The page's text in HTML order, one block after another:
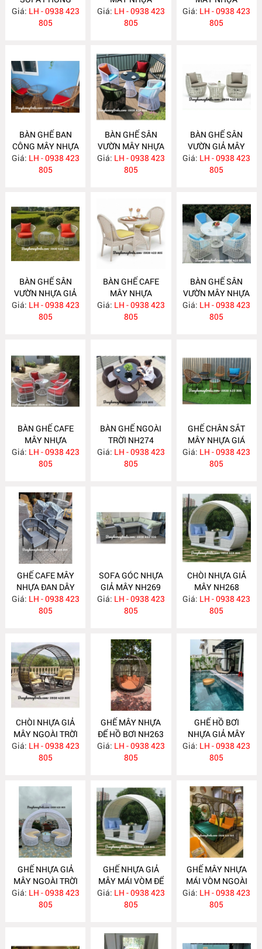
KHÁCH MÂY
NHỰA NH284
Giá: LH - 0938 423
805
NGOÀI TRỜI
NH283
Giá: LH - 0938 423
805
NGOÀI TRỜI
NH282
Giá: LH - 0938 423
805
BÀN GHẾ BAN
CÔNG MÂY NHỰA
GIÁ RẺ NH281
Giá: LH - 0938 423
805
BÀN GHẾ SÂN
VƯỜN MÂY NHỰA
NH280
Giá: LH - 0938 423
805
BÀN GHẾ SÂN
VƯỜN GIẢ MÂY
NH279
Giá: LH - 0938 423
805
BÀN GHẾ SÂN
VƯỜN NHỰA GIẢ
MÂY NH278
Giá: LH - 0938 423
805
BÀN GHẾ CAFE
MÂY NHỰA
NH277
Giá: LH - 0938 423
805
BÀN GHẾ SÂN
VƯỜN MÂY NHỰA
NH276
Giá: LH - 0938 423
805
BÀN GHẾ CAFE
MÂY NHỰA
NGOÀI TRỜI
NH275
Giá: LH - 0938 423
805
BÀN GHẾ NGOÀI
TRỜI NH274
Giá: LH - 0938 423
805
GHẾ CHÂN SẮT
MÂY NHỰA GIÁ
RẺ NH273
Giá: LH - 0938 423
805
GHẾ CAFE MÂY
NHỰA ĐAN DÂY
DÙ NH272
Giá: LH - 0938 423
805
SOFA GÓC NHỰA
GIẢ MÂY NH269
Giá: LH - 0938 423
805
CHÒI NHỰA GIẢ
MÂY NH268
Giá: LH - 0938 423
805
CHÒI NHỰA GIẢ
MÂY NGOÀI TRỜI
NH264
Giá: LH - 0938 423
805
GHẾ MÂY NHỰA
ĐỂ HỒ BƠI NH263
Giá: LH - 0938 423
805
GHẾ HỒ BƠI
NHỰA GIẢ MÂY
NH262
Giá: LH - 0938 423
805
GHẾ NHỰA GIẢ
MÂY NGOÀI TRỜI
CÓ MÁI NH261
Giá: LH - 0938 423
805
GHẾ NHỰA GIẢ
MÂY MÁI VÒM ĐỂ
NGOÀI TRỜI
NH260
Giá: LH - 0938 423
805
GHẾ MÂY NHỰA
MÁI VÒM NGOÀI
TRỜI NH259
Giá: LH - 0938 423
805